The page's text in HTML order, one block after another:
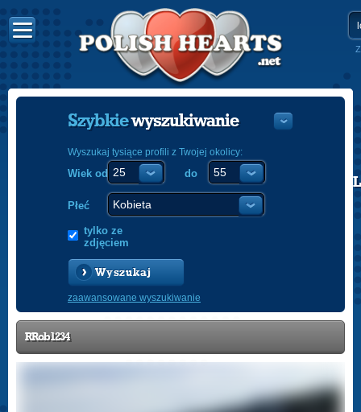
POLISH
Szybkiewyszukiwanie
Wyszukaj tysiące profili z Twojej okolicy:
Wiek od do
Płeć
tylko ze
zdjęciem
Wyszukaj
zaawansowane wyszukiwanie
RRob1234